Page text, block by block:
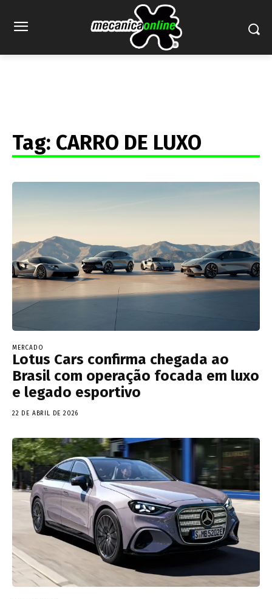
Tag: CARRO DE LUXO
MERCADO
Lotus Cars confirma chegada ao
Brasil com operação focada em luxo
e legado esportivo
22 DE ABRIL DE 2026